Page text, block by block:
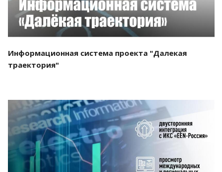
Информационная система проекта "Далекая
траектория"